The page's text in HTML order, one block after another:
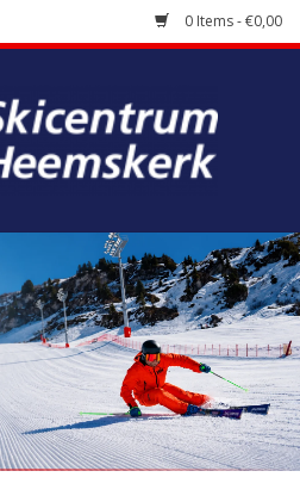
0 Items - €0,00